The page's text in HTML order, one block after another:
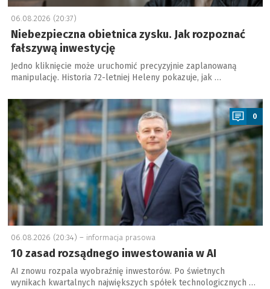
06.08.2026 (20:37)
Niebezpieczna obietnica zysku. Jak rozpoznać
fałszywą inwestycję
Jedno kliknięcie może uruchomić precyzyjnie zaplanowaną
manipulację. Historia 72-letniej Heleny pokazuje, jak …
a
0
06.08.2026 (20:34) – informacja prasowa
10 zasad rozsądnego inwestowania w AI
AI znowu rozpala wyobraźnię inwestorów. Po świetnych
wynikach kwartalnych największych spółek technologicznych …